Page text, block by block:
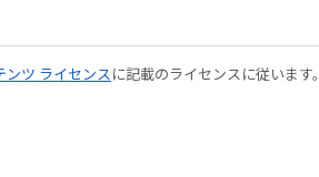
ンツ ライセンスに記載のライセンスに従いま